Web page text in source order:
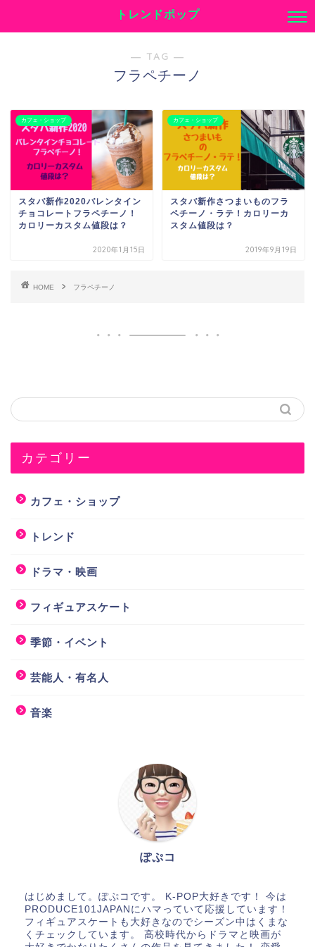
トレンドポップ
― TAG ―
フラペチーノ
カフェ・ショップ
スタバ新作2020バレンタイン
チョコレートフラペチーノ！
カロリーカスタム値段は？
2020年1月15日
カフェ・ショップ
スタバ新作さつまいものフラ
ペチーノ・ラテ！カロリーカ
スタム値段は？
2019年9月19日
HOME フラペチーノ
カテゴリー
カフェ・ショップ
トレンド
ドラマ・映画
フィギュアスケート
季節・イベント
芸能人・有名人
音楽
ぽぷコ
はじめまして。ぽぷコです。 K-POP大好きです！ 今は
PRODUCE101JAPANにハマっていて応援しています！
フィギュアスケートも大好きなのでシーズン中はくまな
くチェックしています。 高校時代からドラマと映画が